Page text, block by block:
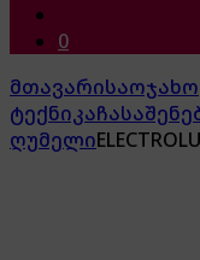
0
მთავარისაოჯახო
ტექნიკა
ღუმელი